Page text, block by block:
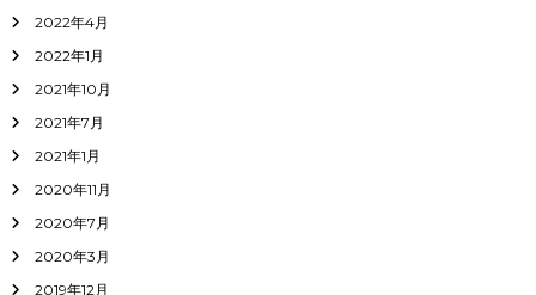
2022年4月
2022年1月
2021年10月
2021年7月
2021年1月
2020年11月
2020年7月
2020年3月
2019年12月